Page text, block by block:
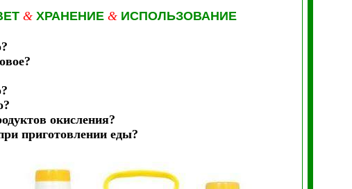
& ХРАНЕНИЕ & ИСПОЛЬЗОВАНИЕ
окисления?
приготовлении еды?